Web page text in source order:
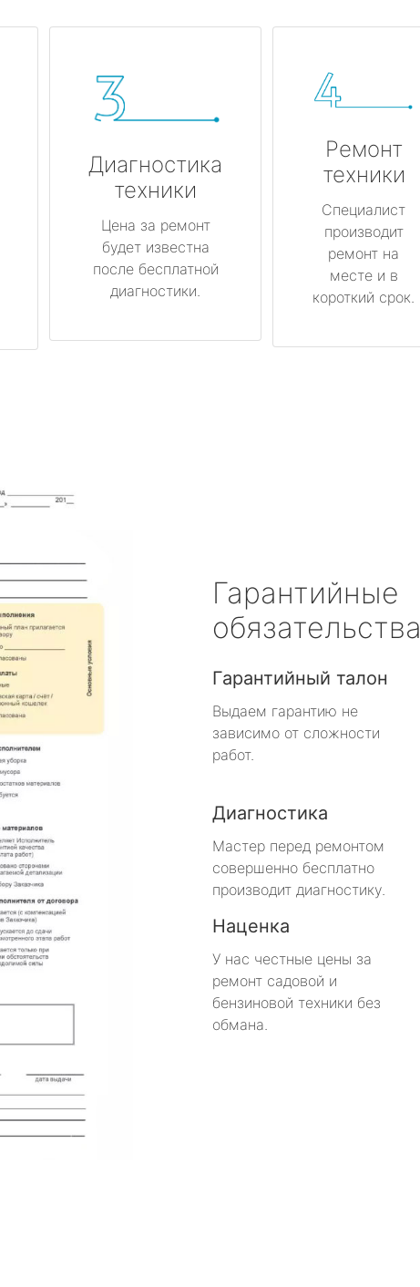
Диагностика
техники
Цена за ремонт
будет известна
после бесплатной
диагностики.
Ремонт
техники
Специалист
производит
ремонт на
месте и в
короткий срок.
Гарантийные
обязательства
Гарантийный талон
Выдаем гарантию не
зависимо от сложности
работ.
Диагностика
Мастер перед ремонтом
совершенно бесплатно
производит диагностику.
Наценка
У нас честные цены за
ремонт садовой и
бензиновой техники без
обмана.